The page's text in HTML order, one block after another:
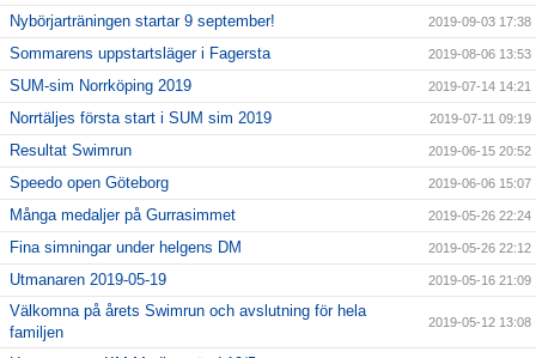
Nybörjarträningen startar 9 september! 2019-09-03 17:38
Sommarens uppstartsläger i Fagersta 2019-08-06 13:53
SUM-sim Norrköping 2019 2019-07-14 14:21
Norrtäljes första start i SUM sim 2019 2019-07-11 09:19
Resultat Swimrun 2019-06-15 20:52
Speedo open Göteborg 2019-06-06 15:07
Många medaljer på Gurrasimmet 2019-05-26 22:24
Fina simningar under helgens DM 2019-05-26 22:12
Utmanaren 2019-05-19 2019-05-16 21:09
Välkomna på årets Swimrun och avslutning för hela
familjen
2019-05-12 13:08